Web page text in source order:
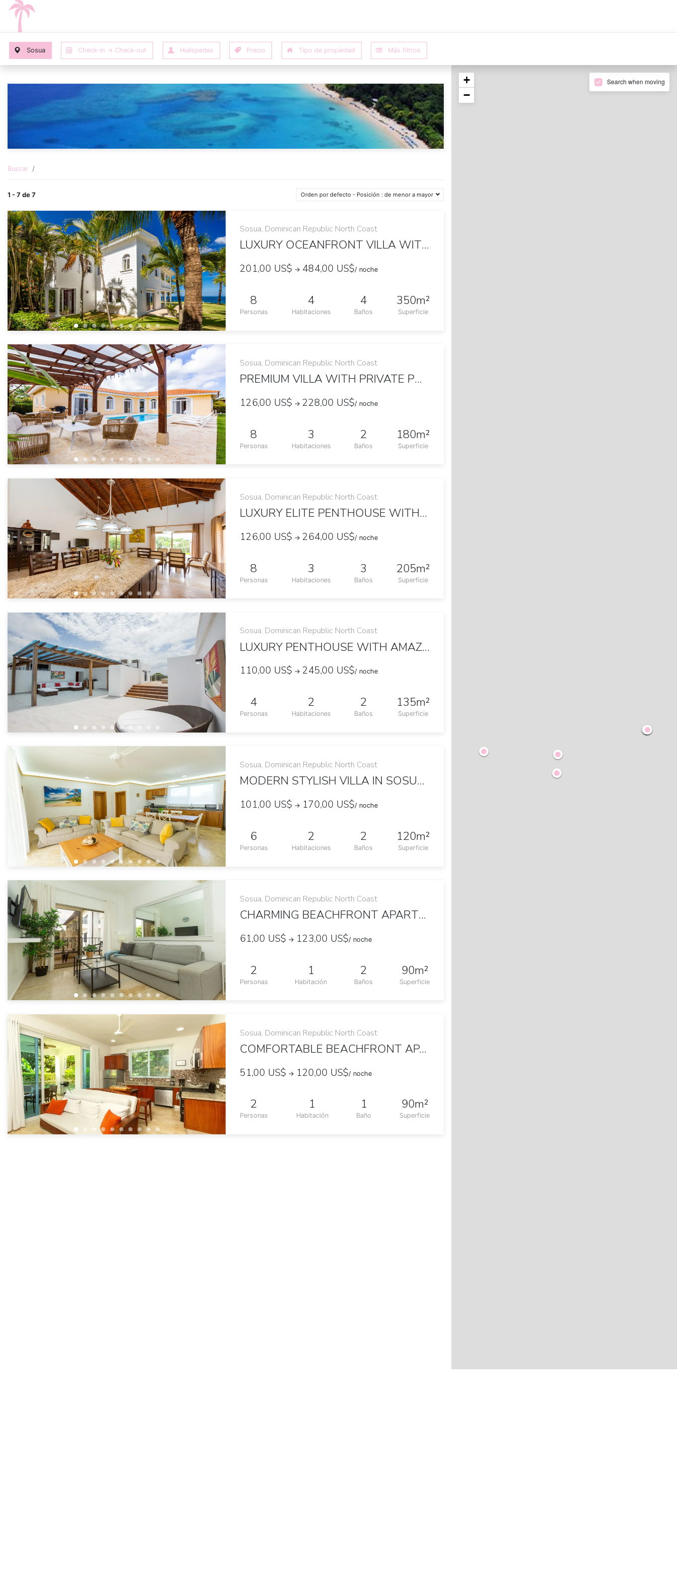
Buscar
1 - 7 de 7 Orden por defecto - Posición : de menor a mayor
Sosua, Dominican Republic North Coast
LUXURY OCEANFRONT VILLA WITH AMAZING VIEWS
201,00 US$ → 484,00 US$/ noche
8
Personas
4
Habitaciones
4
Baños
350m²
Superficie
Sosua, Dominican Republic North Coast
PREMIUM VILLA WITH PRIVATE POOL AND BARBECUE
126,00 US$ → 228,00 US$/ noche
8
Personas
3
Habitaciones
2
Baños
180m²
Superficie
Sosua, Dominican Republic North Coast
LUXURY ELITE PENTHOUSE WITH PRIVATE JACUZZI
126,00 US$ → 264,00 US$/ noche
8
Personas
3
Habitaciones
3
Baños
205m²
Superficie
Sosua, Dominican Republic North Coast
LUXURY PENTHOUSE WITH AMAZING PRIVATE JACUZZI
110,00 US$ → 245,00 US$/ noche
4
Personas
2
Habitaciones
2
Baños
135m²
Superficie
Sosua, Dominican Republic North Coast
MODERN STYLISH VILLA IN SOSUA OCEAN VILLAGE
101,00 US$ → 170,00 US$/ noche
6
Personas
2
Habitaciones
2
Baños
120m²
Superficie
Sosua, Dominican Republic North Coast
CHARMING BEACHFRONT APARTMENT WITH TERRACE
61,00 US$ → 123,00 US$/ noche
2
Personas
1
Habitación
2
Baños
90m²
Superficie
Sosua, Dominican Republic North Coast
COMFORTABLE BEACHFRONT APARTMENT WITH TERRACE
51,00 US$ → 120,00 US$/ noche
2
Personas
1
Habitación
1
Baño
90m²
Superficie
+
−
Search when moving